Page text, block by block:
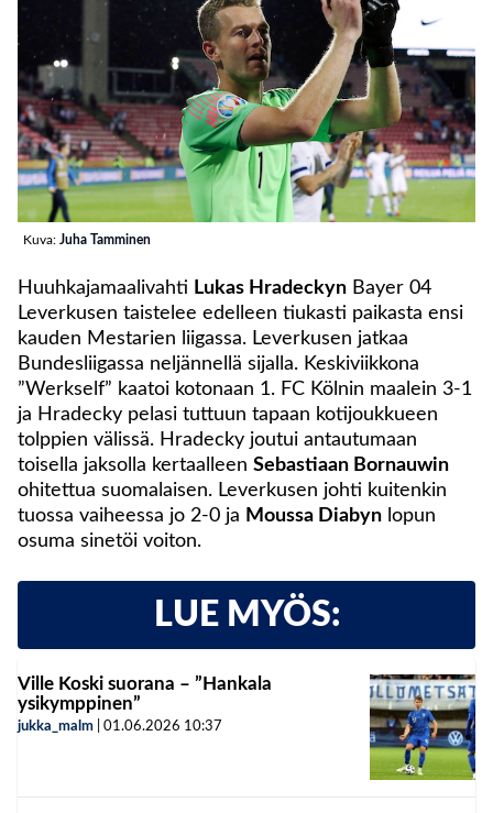
Kuva: Juha Tamminen
Huuhkajamaalivahti Lukas Hradeckyn Bayer 04
Leverkusen taistelee edelleen tiukasti paikasta ensi
kauden Mestarien liigassa. Leverkusen jatkaa
Bundesliigassa neljännellä sijalla. Keskiviikkona
”Werkself” kaatoi kotonaan 1. FC Kölnin maalein 3-1
ja Hradecky pelasi tuttuun tapaan kotijoukkueen
tolppien välissä. Hradecky joutui antautumaan
toisella jaksolla kertaalleen Sebastiaan Bornauwin
ohitettua suomalaisen. Leverkusen johti kuitenkin
tuossa vaiheessa jo 2-0 ja Moussa Diabyn lopun
osuma sinetöi voiton.
LUE MYÖS:
Ville Koski suorana – ”Hankala
ysikymppinen”
jukka_malm 01.06.2026 10:37